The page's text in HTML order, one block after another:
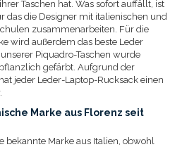
Taschen hat. Was sofort auffällt, ist
das die Designer mit italienischen und
zusammenarbeiten. Für die
wird außerdem das beste Leder
Piquadro-Taschen wurde
gefärbt. Aufgrund der
jeder Leder-Laptop-Rucksack einen
Marke aus Florenz seit
bekannte Marke aus Italien, obwohl